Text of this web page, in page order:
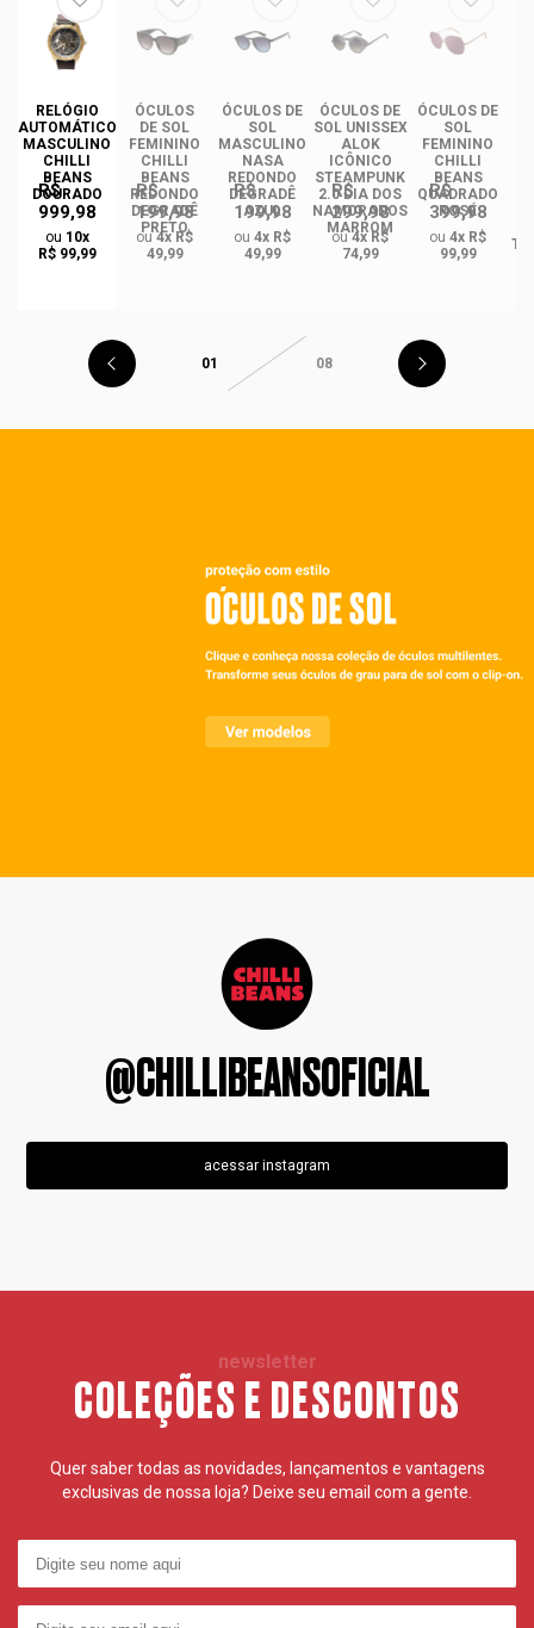
RELÓGIO
AUTOMÁTICO
MASCULINO
CHILLI
BEANS
DOURADO
R$
999,98
ou 10x
R$ 99,99
ÓCULOS
DE SOL
FEMININO
CHILLI
BEANS
REDONDO
DEGRADÊ
PRETO
R$
199,98
ou4x R$
49,99
ÓCULOS DE
SOL
MASCULINO
NASA
REDONDO
DEGRADÊ
AZUL
R$
199,98
ou 4x R$
49,99
ÓCULOS DE
SOL UNISSEX
ALOK
ICÔNICO
STEAMPUNK
2.0 DIA DOS
NAMORADOS
MARROM
R$
299,98
ou4x R$
74,99
ÓCULOS DE
SOL
FEMININO
CHILLI
BEANS
QUADRADO
ROSÉ
R$
399,98
ou 4x R$
99,99
01 08
@CHILLIBEANSOFICIAL
acessar instagram
newsletter
COLEÇÕES E DESCONTOS
Quer saber todas as novidades, lançamentos e vantagens
exclusivas de nossa loja? Deixe seu email com a gente.